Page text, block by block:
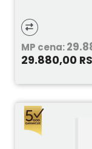
MP cena:
29.880,00